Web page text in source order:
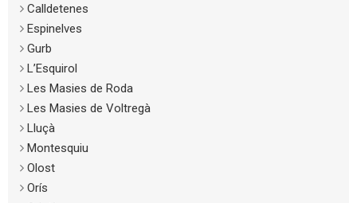
Calldetenes
Espinelves
Gurb
L’Esquirol
Les Masies de Roda
Les Masies de Voltregà
Lluçà
Montesquiu
Olost
Orís